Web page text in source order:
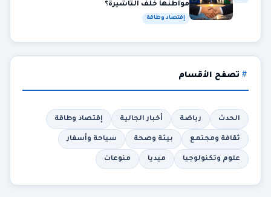
مواطنها خلف التأشيرة؟
إقتصاد وطاقة
تصفح الأقسام
الحدث رياضة أخبار الجالية إقتصاد وطاقة
ثقافة ومجتمع بيئة وصحة سياحة وأسفار
علوم وتكنولوجيا ميديا منوعات